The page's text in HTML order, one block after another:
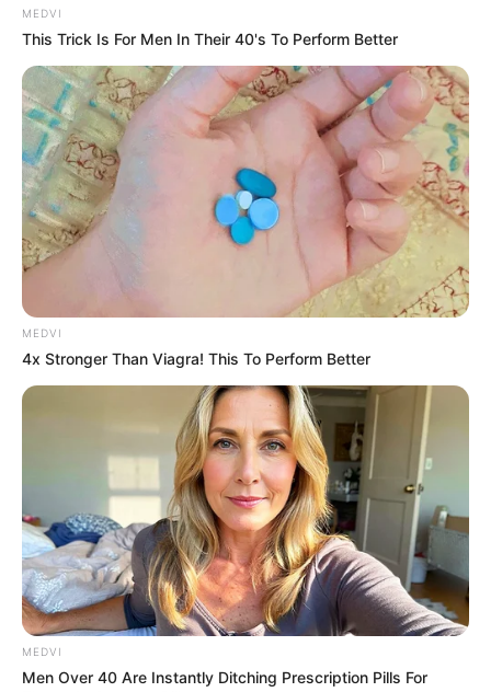
MEDVI
This Trick Is For Men In Their 40's To Perform Better
MEDVI
4x Stronger Than Viagra! This To Perform Better
MEDVI
Men Over 40 Are Instantly Ditching Prescription Pills For